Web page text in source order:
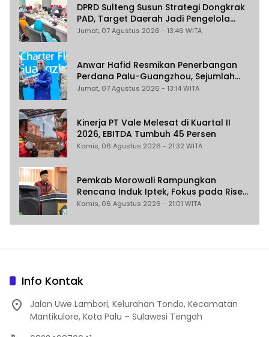
DPRD Sulteng Susun Strategi Dongkrak
PAD, Target Daerah Jadi Pengelola
Sekaligus Penghasil
Jumat, 07 Agustus 2026 - 13:46 WITA
Anwar Hafid Resmikan Penerbangan
Perdana Palu-Guangzhou, Sejumlah
Maskapai Jajaki Rute Malaysia dan
Jumat, 07 Agustus 2026 - 13:14 WITA
Kinerja PT Vale Melesat di Kuartal II
2026, EBITDA Tumbuh 45 Persen
Kamis, 06 Agustus 2026 - 21:32 WITA
Pemkab Morowali Rampungkan
Rencana Induk Iptek, Fokus pada Riset
dan Inovasi Daerah
Kamis, 06 Agustus 2026 - 21:01 WITA
Info Kontak
Jalan Uwe Lambori, Kelurahan Tondo, Kecamatan
Mantikulore, Kota Palu – Sulawesi Tengah